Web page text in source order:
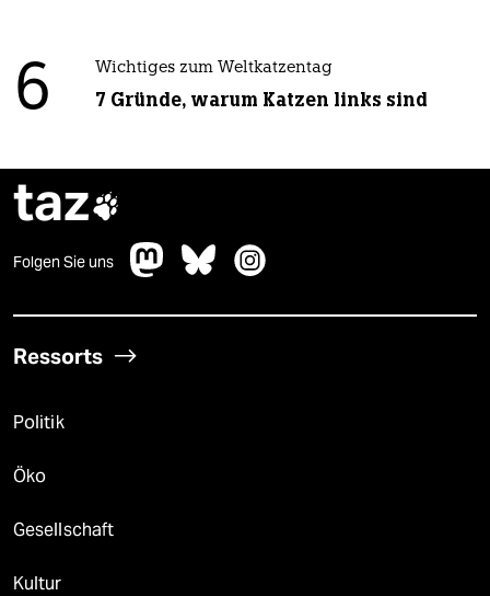
6 Wichtiges zum Weltkatzentag
7 Gründe, warum Katzen links sind
taz
Folgen Sie uns
Ressorts
Politik
Öko
Gesellschaft
Kultur